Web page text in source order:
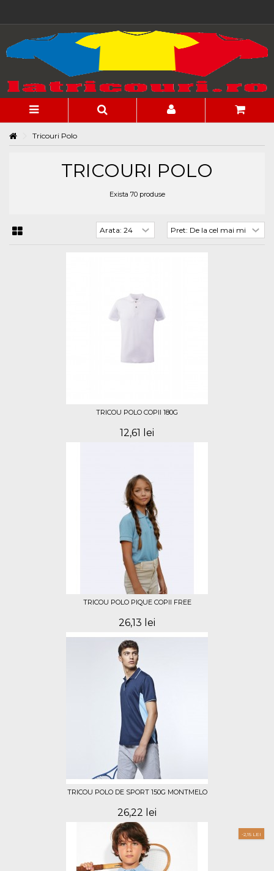
Tricouri Polo
TRICOURI POLO
Exista 70 produse
TRICOU POLO COPII 180G
12,61 lei
TRICOU POLO PIQUE COPII FREE
26,13 lei
TRICOU POLO DE SPORT 150G MONTMELO
26,22 lei
-2,15 LEI